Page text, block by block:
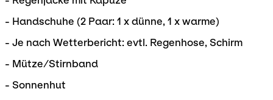
- Handschuhe (2 Paar: 1 x dünne, 1 x warme)
- Je nach Wetterbericht: evtl. Regenhose, Schirm
- Mütze/Stirnband
- Sonnenhut